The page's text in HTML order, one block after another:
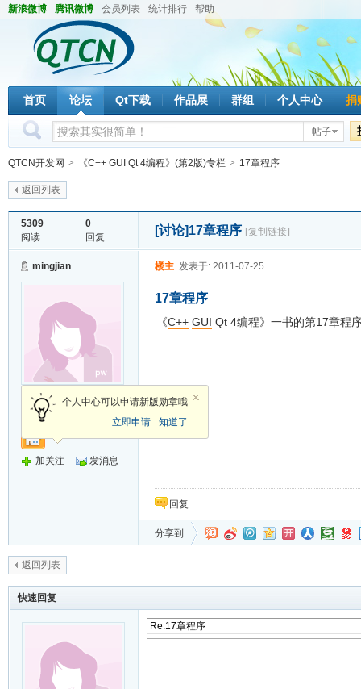
新浪微博 腾讯微博 会员列表 统计排行 帮助
首页 论坛 Qt下载 作品展 群组 个人中心 捐
帖子
QTCN开发网 > 《C++ GUI Qt 4编程》(第2版)专栏 > 17章程序
返回列表
5309
阅读
0
回复
[讨论]17章程序 [复制链接]
mingjian
禁止发言
个人中心可以申请新版勋章哦
立即申请
知道了
加关注 发消息
楼主 发表于: 2011-07-25
17章程序
《C++ GUI Qt 4编程》一书的第17章程
回复
分享到
返回列表
快速回复